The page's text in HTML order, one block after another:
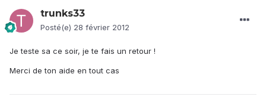
trunks33
Posté(e) 28 février 2012
Je teste sa ce soir, je te fais un retour !
Merci de ton aide en tout cas